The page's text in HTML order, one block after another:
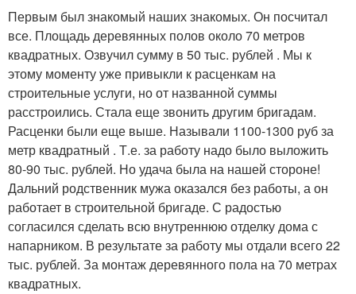
Первым был знакомый наших знакомых. Он посчитал
все. Площадь деревянных полов около 70 метров
квадратных. Озвучил сумму в 50 тыс. рублей . Мы к
этому моменту уже привыкли к расценкам на
строительные услуги, но от названной суммы
расстроились. Стала еще звонить другим бригадам.
Расценки были еще выше. Называли 1100-1300 руб за
метр квадратный . Т.е. за работу надо было выложить
80-90 тыс. рублей. Но удача была на нашей стороне!
Дальний родственник мужа оказался без работы, а он
работает в строительной бригаде. С радостью
согласился сделать всю внутреннюю отделку дома с
напарником. В результате за работу мы отдали всего 22
тыс. рублей. За монтаж деревянного пола на 70 метрах
квадратных.